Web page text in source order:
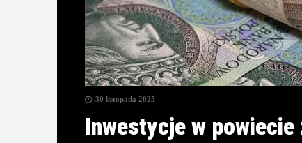
30 listopada 2025
Inwestycje w